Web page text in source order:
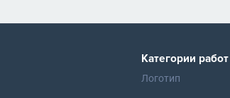
Категории работ
Логотип